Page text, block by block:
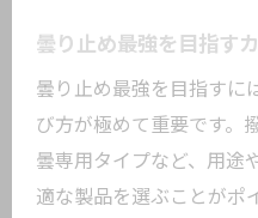
曇り止め最強を目指す
曇り止め最強を目指すに
び方が極めて重要です。
曇専用タイプなど、用途
適な製品を選ぶことがポ